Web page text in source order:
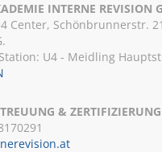
INTERNE REVISION
Center, Schönbrunnerstr.
U4 - Meidling
&